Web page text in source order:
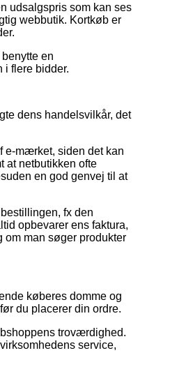
udsalgspris som kan ses
webbutik. Kortkøb er
en
i flere bidder.
dens handelsvilkår, det
e-mærket, siden det kan
at netbutikken ofte
en god genvej til at
fx den
opbevarer ens faktura,
man søger produkter
køberes domme og
du placerer din ordre.
troværdighed.
service,